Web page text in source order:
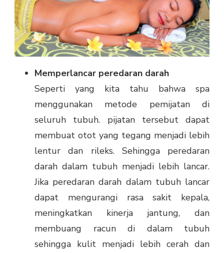
Memperlancar peredaran darah
Seperti yang kita tahu bahwa spa
menggunakan metode pemijatan di
seluruh tubuh. pijatan tersebut dapat
membuat otot yang tegang menjadi lebih
lentur dan rileks. Sehingga peredaran
darah dalam tubuh menjadi lebih lancar.
Jika peredaran darah dalam tubuh lancar
dapat mengurangi rasa sakit kepala,
meningkatkan kinerja jantung, dan
membuang racun di dalam tubuh
sehingga kulit menjadi lebih cerah dan